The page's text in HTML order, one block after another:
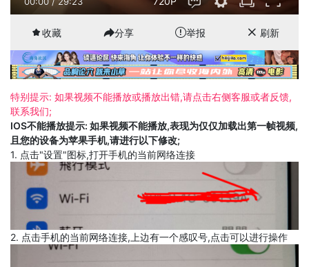
收藏 分享 举报 刷新
特别提示: 如果视频不能播放或播放出错,请点击右侧客服或者反馈,
联系我们;
IOS不能播放提示: 如果视频不能播放,表现为仅仅加载出第一帧视频,
且您的设备为苹果手机,请进行以下修改;
1. 点击"设置"图标,打开手机的当前网络连接
2. 点击手机的当前网络连接,上边有一个感叹号,点击可以进行操作